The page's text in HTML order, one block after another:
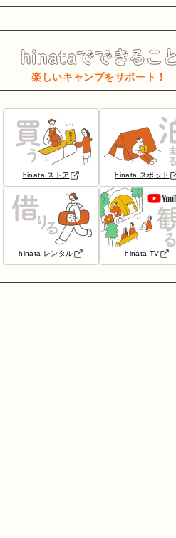
楽しいキャンプをサポート！
hinata ストア hinata スポット
hinata レンタル hinata TV